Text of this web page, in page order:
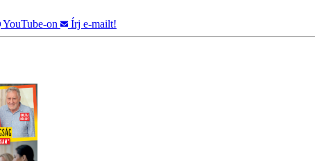
YouTube-on Írj e-mailt!